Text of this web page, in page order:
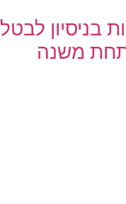
בניסיון לבטל
תחת משנה